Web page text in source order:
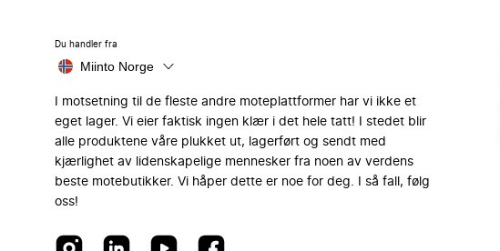
Du handler fra
Miinto Norge
I motsetning til de fleste andre moteplattformer har vi ikke et
eget lager. Vi eier faktisk ingen klær i det hele tatt! I stedet blir
alle produktene våre plukket ut, lagerført og sendt med
kjærlighet av lidenskapelige mennesker fra noen av verdens
beste motebutikker. Vi håper dette er noe for deg. I så fall, følg
oss!